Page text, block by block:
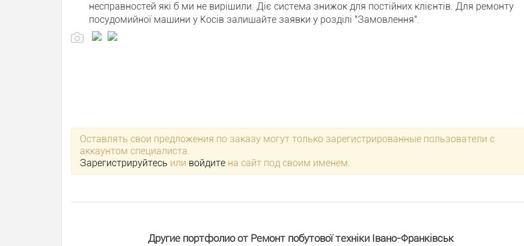
несправностей які б ми не вирішили. Діє система знижок для постійних клієнтів. Для ремонту
посудомийної машини у Косів залишайте заявки у розділі "Замовлення".
Оставлять свои предложения по заказу могут только зарегистрированные пользователи с
аккаунтом специалиста.
Зарегистрируйтесь или войдите на сайт под своим именем.
Другие портфолио от Ремонт побутової техніки Івано-Франківськ